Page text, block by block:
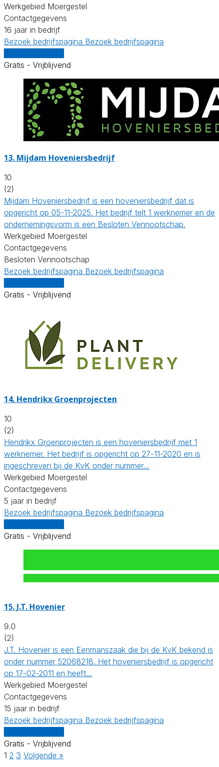
Werkgebied Moergestel
Contactgegevens
16 jaar in bedrijf
Bezoek bedrijfspagina Bezoek bedrijfspagina
Gratis - Vrijblijvend
13. Mijdam Hoveniersbedrijf
10
(2)
Mijdam Hoveniersbedrijf is een hoveniersbedrijf dat is
opgericht op 05-11-2025. Het bedrijf telt 1 werknemer en de
ondernemingsvorm is een Besloten Vennootschap.
Werkgebied Moergestel
Contactgegevens
Besloten Vennootschap
Bezoek bedrijfspagina Bezoek bedrijfspagina
Gratis - Vrijblijvend
14. Hendrikx Groenprojecten
10
(2)
Hendrikx Groenprojecten is een hoveniersbedrijf met 1
werknemer. Het bedrijf is opgericht op 27-11-2020 en is
ingeschreven bij de KvK onder nummer…
Werkgebied Moergestel
Contactgegevens
5 jaar in bedrijf
Bezoek bedrijfspagina Bezoek bedrijfspagina
Gratis - Vrijblijvend
15. J.T. Hovenier
9.0
(2)
J.T. Hovenier is een Eenmanszaak die bij de KvK bekend is
onder nummer 52068218. Het hoveniersbedrijf is opgericht
op 17-02-2011 en heeft…
Werkgebied Moergestel
Contactgegevens
15 jaar in bedrijf
Bezoek bedrijfspagina Bezoek bedrijfspagina
Gratis - Vrijblijvend
1 2 3 Volgende »